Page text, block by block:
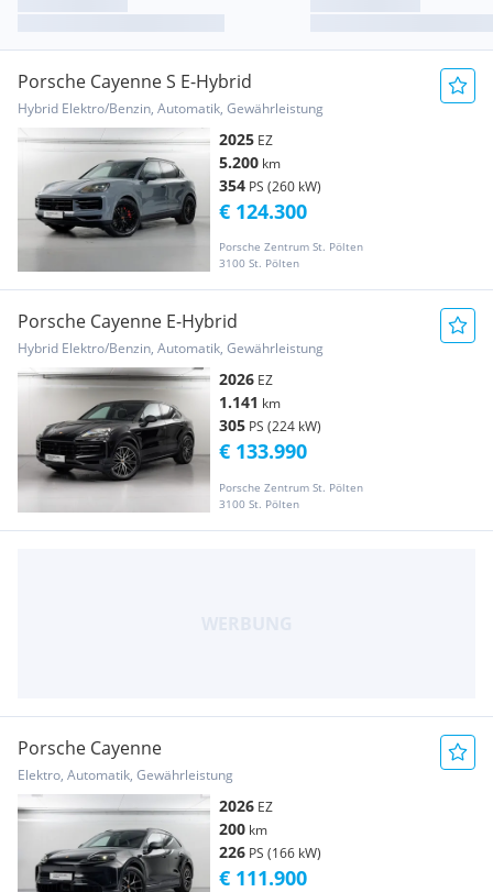
Porsche Cayenne S E-Hybrid
Hybrid Elektro/Benzin, Automatik, Gewährleistung
2025 EZ
5.200 km
354 PS (260 kW)
Porsche Zentrum St. Pölten
3100 St. Pölten
€ 124.300
Porsche Cayenne E-Hybrid
Hybrid Elektro/Benzin, Automatik, Gewährleistung
2026 EZ
1.141 km
305 PS (224 kW)
Porsche Zentrum St. Pölten
3100 St. Pölten
€ 133.990
Porsche Cayenne
Elektro, Automatik, Gewährleistung
2026 EZ
200 km
226 PS (166 kW)
€ 111.900